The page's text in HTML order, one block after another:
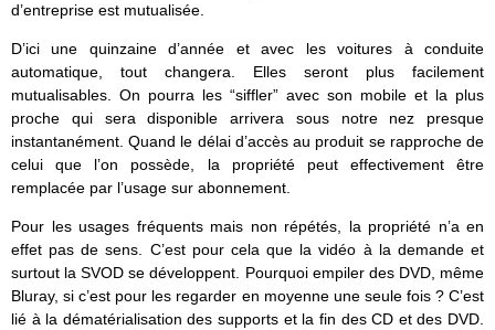
d’entreprise est mutualisée.
D’ici une quinzaine d’année et avec les voitures à conduite
automatique, tout changera. Elles seront plus facilement
mutualisables. On pourra les “siffler” avec son mobile et la plus
proche qui sera disponible arrivera sous notre nez presque
instantanément. Quand le délai d’accès au produit se rapproche de
celui que l’on possède, la propriété peut effectivement être
remplacée par l’usage sur abonnement.
Pour les usages fréquents mais non répétés, la propriété n’a en
effet pas de sens. C’est pour cela que la vidéo à la demande et
surtout la SVOD se développent. Pourquoi empiler des DVD, même
Bluray, si c’est pour les regarder en moyenne une seule fois ? C’est
lié à la dématérialisation des supports et la fin des CD et des DVD.